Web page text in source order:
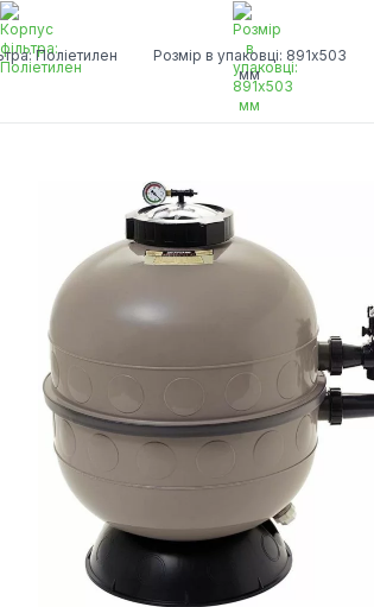
Поліетилен
Розмір в упаковці: 891х503
мм